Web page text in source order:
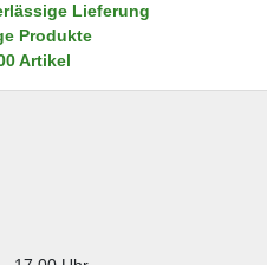
Lieferung
Produkte
Artikel